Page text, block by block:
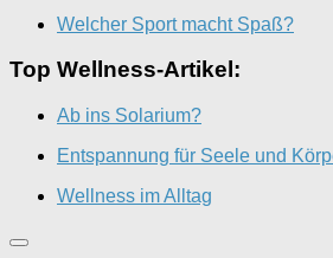
Welcher Sport macht Spaß?
Top Wellness-Artikel:
Ab ins Solarium?
Entspannung für Seele und
Wellness im Alltag